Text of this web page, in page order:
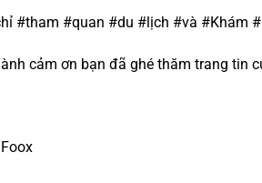
#tham #quan #du #lịch #và #Khám
cảm ơn bạn đã ghé thăm trang tin